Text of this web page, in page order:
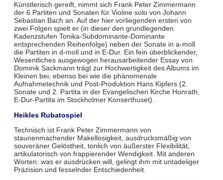
Künstlerisch gereift, nimmt sich Frank Peter Zimmermann
der 6 Partiten und Sonaten für Violine solo von Johann
Sebastian Bach an. Auf der hier vorliegenden ersten von
zwei Folgen spielt er (in dieser den grundlegenden
Kadenzstufen Tonika-Subdominante-Dominante
entsprechenden Reihenfolge) neben der Sonate in a-moll
die Partiten in d-moll und in E-Dur. Ein fein überblickender,
Wesentliches ausgewogen herausarbeitender Essay von
Dominik Sackmann trägt zur Hochwertigkeit des Albums im
Kleinen bei, ebenso bei wie die phänomenale
Aufnahmetechnik und Post-Produktion Hans Kipfers (2.
Sonate und 2. Partita in der Evangelischen Kirche Honrath,
E-Dur-Partita im Stockholmer Konserthuset).
Heikles Rubatospiel
Technisch ist Frank Peter Zimmermann von
staunenmachender Makellosigkeit, ausdrucksmäßig von
souveräner Gelöstheit, tonlich von äußerster Flexibilität,
artikulatorisch von frappierender Wendigkeit. Mit anderen
Worten: was er ausdrücken will, gelingt ihm mit untadeliger
Präzision und fesselnder Entschiedenheit.